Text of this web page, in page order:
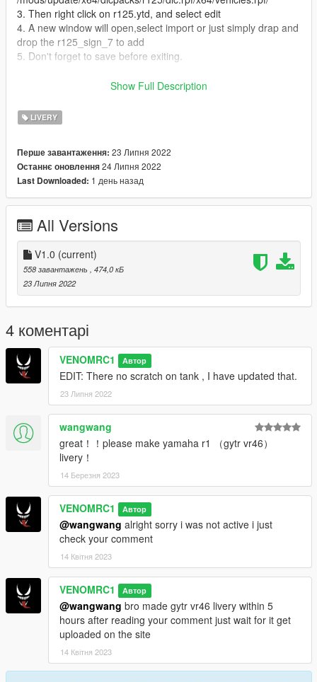
3. Then right click on r125.ytd, and select edit
4. A new window will open,select import or just simply drap and
drop the r125_sign_7 to add
5. Don't forget to save before exiting.
Credits : Thanks to Zenimo (Zen-Imogen) https://www.gta5-
mods.com/users/Zen-Imogen
yamaha-yzf-r125-add-on-tuning-livery
Show Full Description
LIVERY
Перше завантаження: 23 Липня 2022
Останнє оновлення24 Липня 2022
Last Downloaded: 1 день назад
All Versions
V1.0 (current)
558 завантажень
, 474,0 кБ
23 Липня 2022
4 коментарі
VENOMRC1 Автор
EDIT: There no scratch on tank , I have updated that.
23 Липня 2022
wangwang
great！！please make yamaha r1 （gytr vr46）
livery！
14 Березня 2023
VENOMRC1 Автор
@wangwang alright sorry i was not active i just
check your comment
14 Квітня 2023
VENOMRC1 Автор
@wangwang bro made gytr vr46 livery within 5
hours after reading your comment just wait for it get
uploaded on the site
14 Квітня 2023